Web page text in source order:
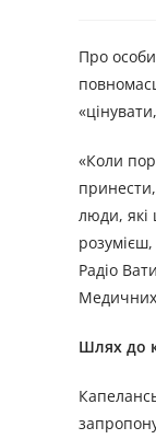
Про
«Коли
люди, які
Радіо
Шлях до